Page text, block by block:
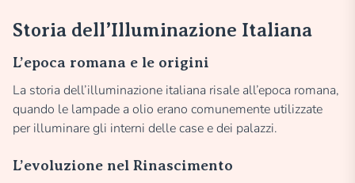
Storia dell’Illuminazione Italiana
L’epoca romana e le origini
La storia dell’illuminazione italiana risale all’epoca romana,
quando le lampade a olio erano comunemente utilizzate
per illuminare gli interni delle case e dei palazzi.
L’evoluzione nel Rinascimento